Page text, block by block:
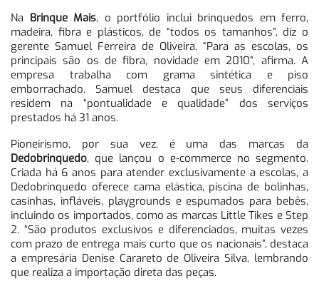
Na Brinque Mais, o portfólio inclui brinquedos em ferro,
madeira, fibra e plásticos, de “todos os tamanhos”, diz o
gerente Samuel Ferreira de Oliveira. “Para as escolas, os
principais são os de fibra, novidade em 2010”, afirma. A
empresa trabalha com grama sintética e piso
emborrachado. Samuel destaca que seus diferenciais
residem na “pontualidade e qualidade” dos serviços
prestados há 31 anos.
Pioneirismo, por sua vez, é uma das marcas da
Dedobrinquedo, que lançou o e-commerce no segmento.
Criada há 6 anos para atender exclusivamente a escolas, a
Dedobrinquedo oferece cama elástica, piscina de bolinhas,
casinhas, infláveis, playgrounds e espumados para bebês,
incluindo os importados, como as marcas Little Tikes e Step
2. “São produtos exclusivos e diferenciados, muitas vezes
com prazo de entrega mais curto que os nacionais”, destaca
a empresária Denise Carareto de Oliveira Silva, lembrando
que realiza a importação direta das peças.